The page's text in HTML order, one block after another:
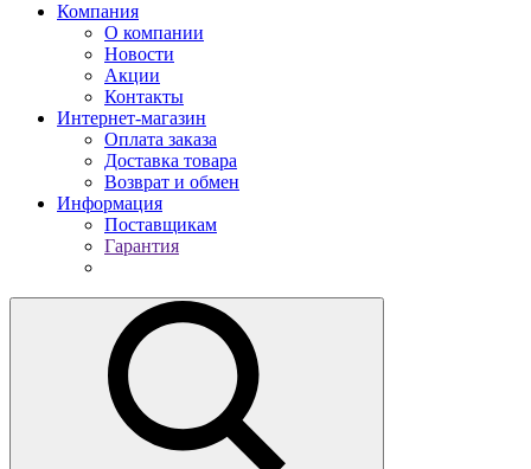
Компания
О компании
Новости
Акции
Контакты
Интернет-магазин
Оплата заказа
Доставка товара
Возврат и обмен
Информация
Поставщикам
Гарантия